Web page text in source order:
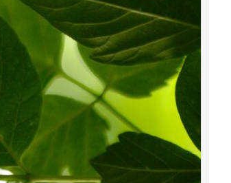
ESG
Smart
Data
Ultimi
articoli